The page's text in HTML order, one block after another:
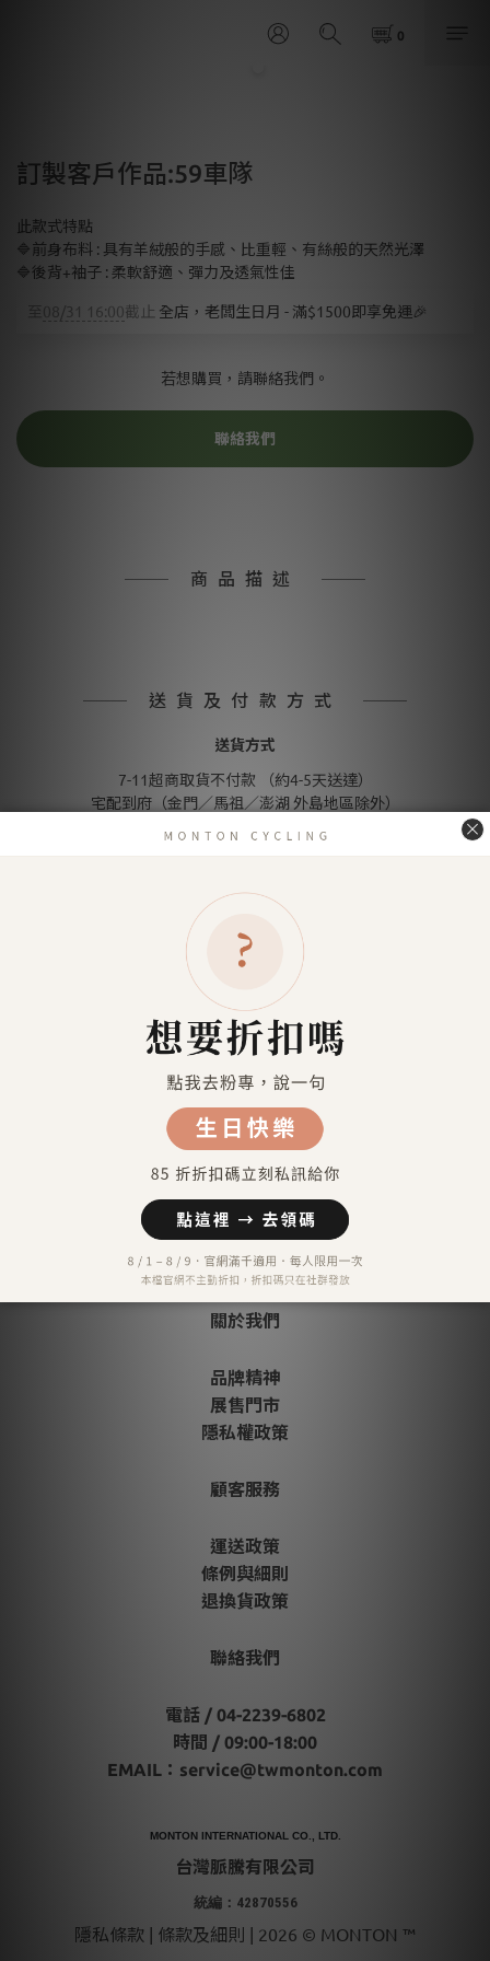
訂製客戶作品:59車隊
此款式特點
🔷前身布料 : 具有羊絨般的手感、比重輕、有絲般的天然光澤
🔷後背+袖子 : 柔軟舒適、彈力及透氣性佳
08/31 16:00截止 全店，老闆生日月 - 滿$1500即享免運🎉
若想購買，請聯絡我們。
聯絡我們
商品描述
送貨及付款方式
送貨方式
7-11超商取貨不付款 （約4-5天送達）
宅配到府（金門／馬祖／澎湖 外島地區除外）
信用卡付款（SHOPLINE Pay）
LINE Pay
匯款 (台灣脈騰指定帳號)
信用卡分期付款-三期
顧客評價
尚未有任何評價
關於我們
品牌精神
展售門市
隱私權政策
顧客服務
運送政策
條例與細則
退換貨政策
聯絡我們
電話 / 04-2239-6802
時間 / 09:00-18:00
EMAIL： service@twmonton.com
MONTON INTERNATIONAL CO., LTD.
台灣脈騰有限公司
統編：42870556
隱私條款 | 條款及細則 | 2026 © MONTON ™